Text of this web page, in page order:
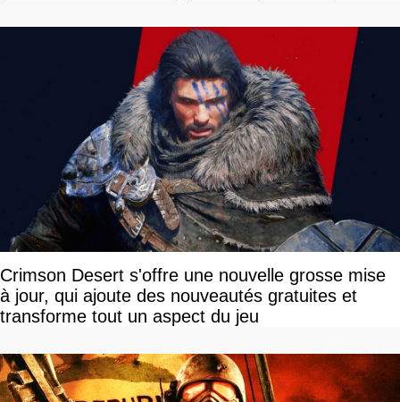
Crimson Desert s'offre une nouvelle grosse mise
à jour, qui ajoute des nouveautés gratuites et
transforme tout un aspect du jeu